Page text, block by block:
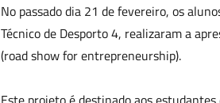
No passado dia 21 de fevereiro, os
Técnico de Desporto 4, realizaram a
(road show for entrepreneurship).